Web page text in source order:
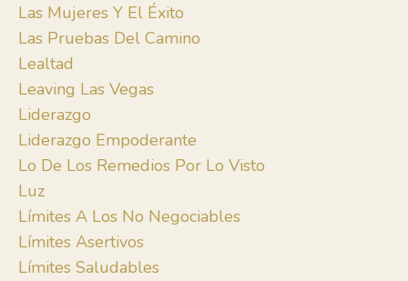
Las Mujeres Y El Éxito
Las Pruebas Del Camino
Lealtad
Leaving Las Vegas
Liderazgo
Liderazgo Empoderante
Lo De Los Remedios Por Lo Visto
Luz
Límites A Los No Negociables
Límites Asertivos
Límites Saludables